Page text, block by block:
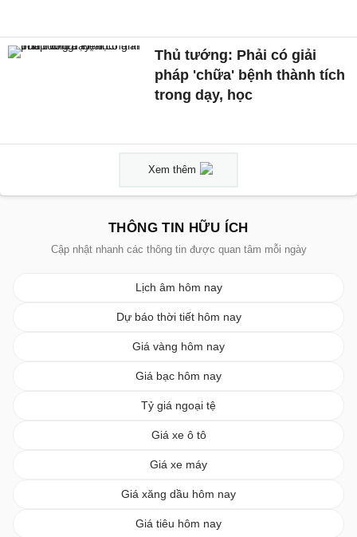
Thủ tướng: Phải có giải
pháp 'chữa' bệnh thành tích
trong dạy, học
Xem thêm
THÔNG TIN HỮU ÍCH
Cập nhật nhanh các thông tin được quan tâm mỗi ngày
Lịch âm hôm nay
Dự báo thời tiết hôm nay
Giá vàng hôm nay
Giá bạc hôm nay
Tỷ giá ngoại tệ
Giá xe ô tô
Giá xe máy
Giá xăng dầu hôm nay
Giá tiêu hôm nay